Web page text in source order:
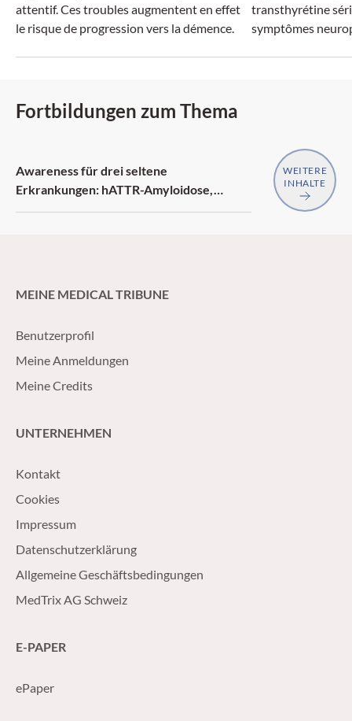
attentif. Ces troubles augmentent en effet
le risque de progression vers la démence.
transthyrétine
symptômes
Fortbildungen zum Thema
Awareness für drei seltene
Erkrankungen: hATTR-Amyloidose,
WEITERE
INHALTE
MEINE MEDICAL TRIBUNE
Benutzerprofil
Meine Anmeldungen
Meine Credits
UNTERNEHMEN
Kontakt
Cookies
Impressum
Datenschutzerklärung
Allgemeine Geschäftsbedingungen
MedTrix AG Schweiz
E-PAPER
ePaper